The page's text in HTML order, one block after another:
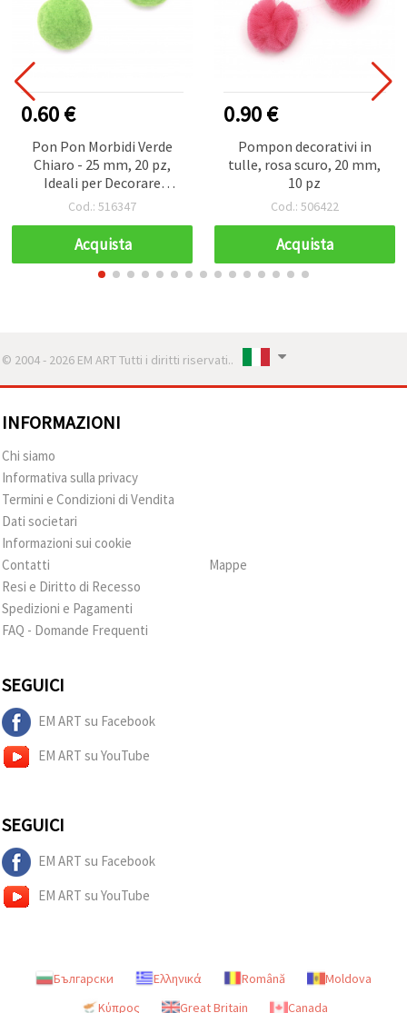
0.60 €
Pon Pon Morbidi Verde
Chiaro - 25 mm, 20 pz,
Ideali per Decorare
Biglietti Festivi, Album,
Cod.: 516347
Acquista
0.90 €
Pompon decorativi in
tulle, rosa scuro, 20 mm,
10 pz
Cod.: 506422
Acquista
© 2004 - 2026 EM ART Tutti i diritti riservati..
INFORMAZIONI
Chi siamo
Informativa sulla privacy
Termini e Condizioni di Vendita
Dati societari
Informazioni sui cookie
Contatti
Resi e Diritto di Recesso
Spedizioni e Pagamenti
FAQ - Domande Frequenti
Mappe
SEGUICI
EM ART su Facebook
EM ART su YouTube
SEGUICI
EM ART su Facebook
EM ART su YouTube
Български Ελληνικά Română
Moldova
Κύπρος
Great Britain Canada